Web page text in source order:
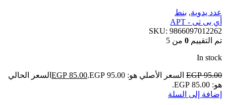
عدد يدوية, بنط
أي بى تى - APT
SKU: 9866097012262
تم التقييم 0 من 5
In stock
EGP95.00 السعر الأصلي هو: EGP 95.00. EGP 85.00
السعر الحالي
هو: EGP 85.00.
إضافة إلى السلة